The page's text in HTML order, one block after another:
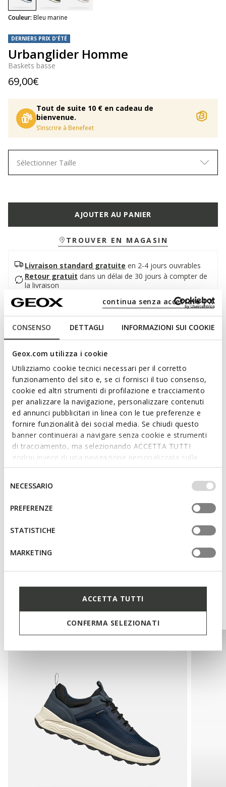
CONSENSO DETTAGLI INFORMAZIONI SUI COOKIE
Geox.com utilizza i cookie
Utilizziamo cookie tecnici necessari per il corretto
funzionamento del sito e, se ci fornisci il tuo consenso,
cookie ed altri strumenti di profilazione e tracciamento
per analizzare la navigazione, personalizzare contenuti
ed annunci pubblicitari in linea con le tue preferenze e
fornire funzionalità dei social media. Se chiudi questo
banner continuerai a navigare senza cookie e strumenti
di tracciamento, ma selezionando ACCETTA TUTTI
godrai invece di una navigazione personalizzata sulla
base dei tuoi gusti ed interessi. Selezionando
IMPOSTAZIONI potrai anche scegliere quali cookies ed
altri strumenti di tracciamento autorizzare. Per maggiori
informazioni o per modificare in qualsiasi momento le
tue impostazioni, visita la nostra
del
consenso
NECESSARIO
PREFERENZE
STATISTICHE
MARKETING
ACCETTA TUTTI
CONFERMA SELEZIONATI
continua senza accettare | X
DERNIERS PRIX D'ÉTÉ
Urbanglider Homme
Baskets basse
69,00€
Tout de suite 10 € en cadeau de
bienvenue.
S’inscrire à Benefeet
Couleur: Bleu marine
selected
Sélectionner Taille
AJOUTER AU PANIER
TROUVER EN MAGASIN
Livraison standard gratuite en 2-4 jours ouvrables
Retour gratuit dans un délai de 30 jours à compter de
la livraison
Description
elle présente une empeigne en tissu et nubuck au look
raffiné. Respirant et confortable, Urbanglider est conçue pour
ceux qui vivent la ville avec dynamisme.
CODE PRODUIT:U650KA01132C4002
Caractéristiques
Amorti optimal qui offre protection et absorption des
impacts et des sollicitations
Chaussures légères
Fermeture à lacets; Semelle intérieure amovible
Matériaux
Technologies
Vous pourriez aussi aimer